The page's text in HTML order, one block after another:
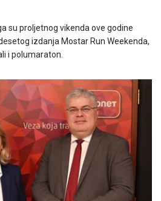
su proljetnog vikenda ove godine
izdanja Mostar Run Weekenda,
i polumaraton.